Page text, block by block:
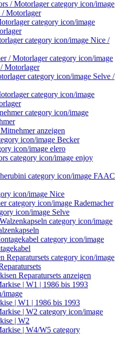
/ Motorlager
Nice /
Motorlager
Selve /
anzeigen
Becker
elero
enjoy
FAAC
Nice
Rademacher
Selve
Reparatursets anzeigen
| W1 | 1986 bis 1993
| W2